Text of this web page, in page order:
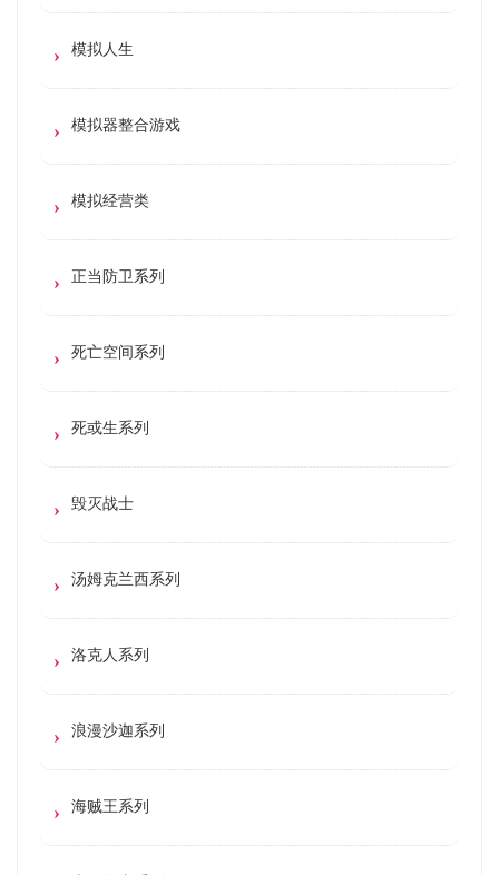
模拟人生
模拟器整合游戏
模拟经营类
正当防卫系列
死亡空间系列
死或生系列
毁灭战士
汤姆克兰西系列
洛克人系列
浪漫沙迦系列
海贼王系列